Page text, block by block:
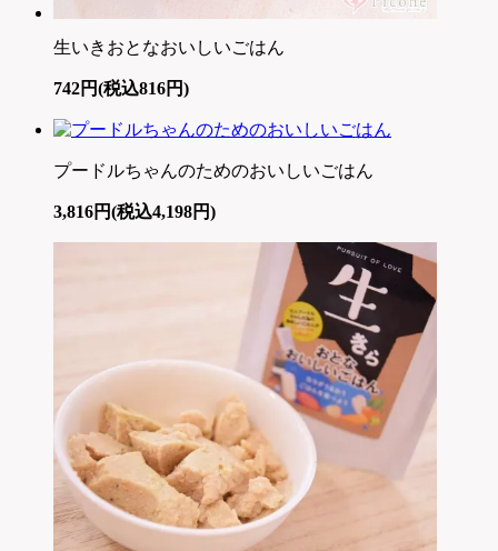
生いきおとなおいしいごはん
742円(税込816円)
プードルちゃんのためのおいしいごはん
3,816円(税込4,198円)